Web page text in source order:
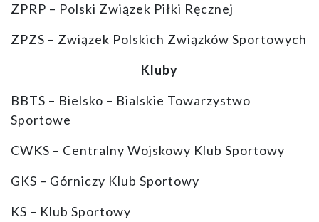
ZPRP – Polski Związek Piłki Ręcznej
ZPZS – Związek Polskich Związków Sportowych
Kluby
BBTS – Bielsko – Bialskie Towarzystwo
Sportowe
CWKS – Centralny Wojskowy Klub Sportowy
GKS – Górniczy Klub Sportowy
KS – Klub Sportowy